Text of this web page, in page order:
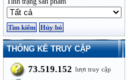
THỐNG KÊ TRUY CẬP
73.519.152 lượt truy cập